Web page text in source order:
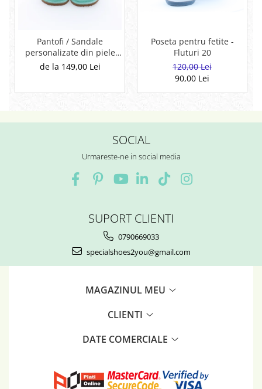
Pantofi / Sandale
personalizate din piele
naturala cu print digital -
de la 149,00 Lei
Poseta pentru fetite -
Fluturi 20
120,00 Lei
90,00 Lei
SOCIAL
Urmareste-ne in social media
SUPORT CLIENTI
0790669033
specialshoes2you@gmail.com
MAGAZINUL MEU
CLIENTI
DATE COMERCIALE